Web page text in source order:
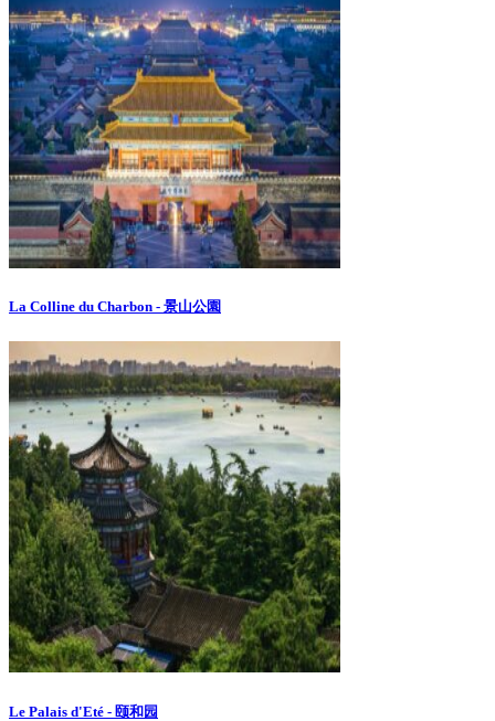
La Colline du Charbon - 景山公園
Le Palais d'Eté - 颐和园